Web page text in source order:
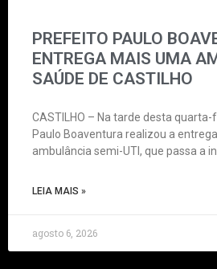
PREFEITO PAULO
ENTREGA MAIS UMA
SAÚDE DE CASTILHO
CASTILHO – Na tarde desta
Paulo Boaventura realizou a
ambulância semi-UTI, que passa a
LEIA MAIS »
agosto 6, 2026